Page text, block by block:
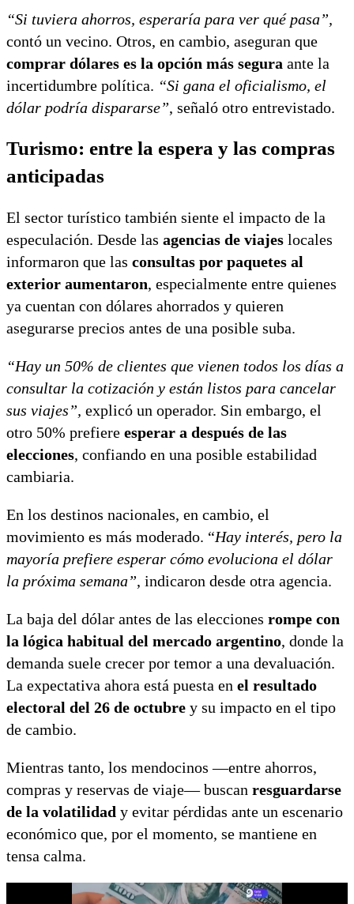
“Si tuviera ahorros, esperaría para ver qué pasa”,
contó un vecino. Otros, en cambio, aseguran que
comprar dólares es la opción más segura ante la
incertidumbre política. “Si gana el oficialismo, el
dólar podría dispararse”, señaló otro entrevistado.
Turismo: entre la espera y las compras
anticipadas
El sector turístico también siente el impacto de la
especulación. Desde las agencias de viajes locales
informaron que las consultas por paquetes al
exterior aumentaron, especialmente entre quienes
ya cuentan con dólares ahorrados y quieren
asegurarse precios antes de una posible suba.
“Hay un 50% de clientes que vienen todos los días a
consultar la cotización y están listos para cancelar
sus viajes”, explicó un operador. Sin embargo, el
otro 50% prefiere esperar a después de las
elecciones, confiando en una posible estabilidad
cambiaria.
En los destinos nacionales, en cambio, el
movimiento es más moderado. “Hay interés, pero la
mayoría prefiere esperar cómo evoluciona el dólar
la próxima semana”, indicaron desde otra agencia.
La baja del dólar antes de las elecciones rompe con
la lógica habitual del mercado argentino, donde la
demanda suele crecer por temor a una devaluación.
La expectativa ahora está puesta en el resultado
electoral del 26 de octubre y su impacto en el tipo
de cambio.
Mientras tanto, los mendocinos —entre ahorros,
compras y reservas de viaje— buscan resguardarse
de la volatilidad y evitar pérdidas ante un escenario
económico que, por el momento, se mantiene en
tensa calma.